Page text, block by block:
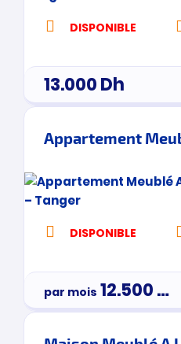
DISPONIBLE
13.000Dh
DISPONIBLE
par mois 12.500Dh